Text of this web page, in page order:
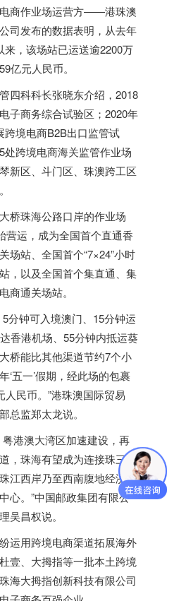
商作业场运营方――港珠澳
司发布的数据表明，从去年
，该场站已运送逾2200万
亿元人民币。
科科长张晓东介绍，2018
子商务综合试验区；2020年
境电商B2B出口监管试
处跨境电商海关监管作业场
新区、斗门区、珠澳跨工区
珠海公路口岸的作业场
营运，成为全国首个直通香
场站、全国首个“7×24”小时
，以及全国首个集直通、集
商通关场站。
钟可入境澳门、15分钟运
香港机场、55分钟内抵运葵
桥能比其他渠道节约7个小
‘五一’假期，经此场的包裹
民币。”港珠澳国际贸易
总监郑太龙说。
港澳大湾区加速建设，再
，珠海有望成为连接珠三角
江西岸乃至西南腹地经济联
心。”中国邮政集团有限公
吴昌权说。
用跨境电商渠道拓展海外
壹、大拇指等一批本土跨境
海大拇指创新科技有限公司